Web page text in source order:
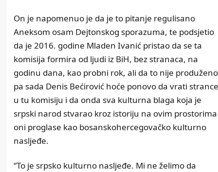
On je napomenuo je da je to pitanje regulisano
Aneksom osam Dejtonskog sporazuma, te podsjetio
da je 2016. godine Mladen Ivanić pristao da se ta
komisija formira od ljudi iz BiH, bez stranaca, na
godinu dana, kao probni rok, ali da to nije
pa sada Denis Bećirović hoće ponovo da vrati strance
u tu komisiju i da onda sva kulturna blaga koja je
srpski narod stvarao kroz istoriju na ovim prostorima
oni proglase kao bosanskohercegovačko kulturno
nasljeđe.
“To je srpsko kulturno nasljeđe. Mi ne želimo da